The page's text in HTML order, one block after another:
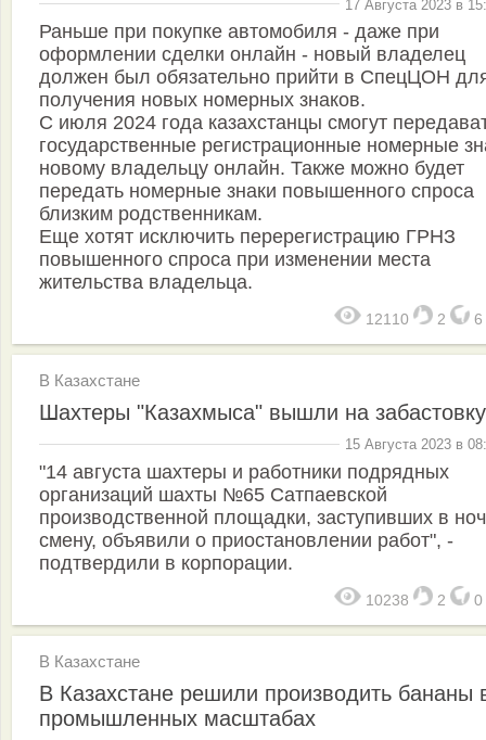
17 Августа 2023 в
Раньше при покупке автомобиля - даже при
оформлении сделки онлайн - новый владелец
должен был обязательно прийти в СпецЦОН
получения новых номерных знаков.
С июля 2024 года казахстанцы смогут
государственные регистрационные номерные
новому владельцу онлайн. Также можно будет
передать номерные знаки повышенного спроса
близким родственникам.
Еще хотят исключить перерегистрацию ГРНЗ
повышенного спроса при изменении места
жительства владельца.
12110 2 6
В Казахстане
Шахтеры "Казахмыса" вышли на забастовку
15 Августа 2023 в
"14 августа шахтеры и работники подрядных
организаций шахты №65 Сатпаевской
производственной площадки, заступивших в
смену, объявили о приостановлении работ", -
подтвердили в корпорации.
10238 2 0
В Казахстане
В Казахстане решили производить бананы
промышленных масштабах